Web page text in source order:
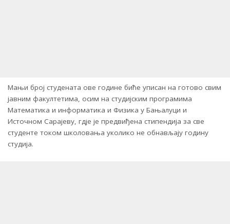
Мањи број студената ове године биће уписан на готово свим
јавним факултетима, осим на студијским програмима
Математика и информатика и Физика у Бањалуци и
Источном Сарајеву, гдје је предвиђена стипендија за све
студенте током школовања уколико не обнављају годину
студија.